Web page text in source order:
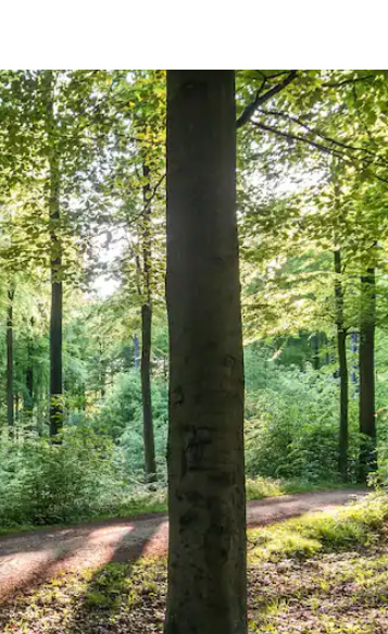
as seta para cima e para baixo do teclado ou